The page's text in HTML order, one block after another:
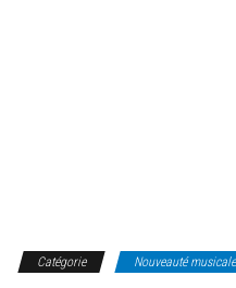
Catégorie Nouveauté musicale